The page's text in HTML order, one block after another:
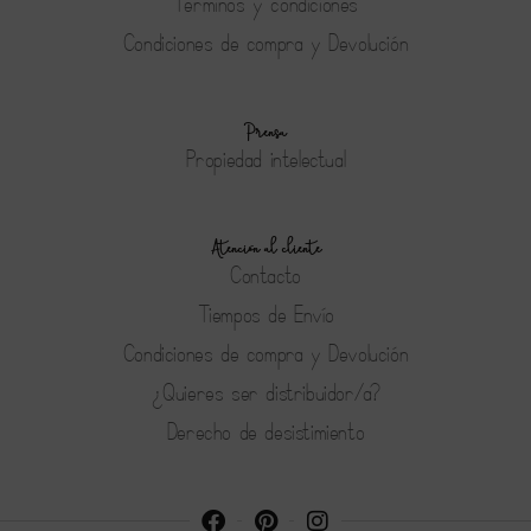
Condiciones de compra y Devolución
Prensa
Propiedad intelectual
Atención al cliente
Contacto
Tiempos de Envío
Condiciones de compra y Devolución
¿Quieres ser distribuidor/a?
Derecho de desistimiento